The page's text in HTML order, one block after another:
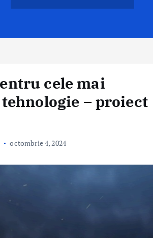
cele mai
– proiect
octombrie 4, 2024